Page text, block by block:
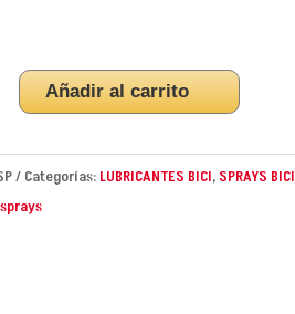
Añadir al carrito
Categorías: LUBRICANTES BICI, SPRAYS BICI
sprays